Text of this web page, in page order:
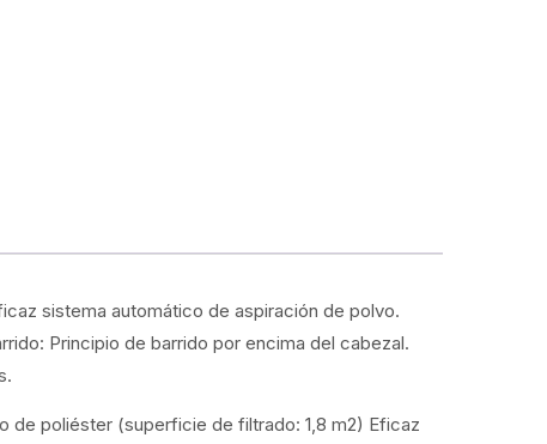
sistema automático de aspiración de polvo.
Principio de barrido por encima del cabezal.
de poliéster (superficie de filtrado: 1,8 m2) Eficaz